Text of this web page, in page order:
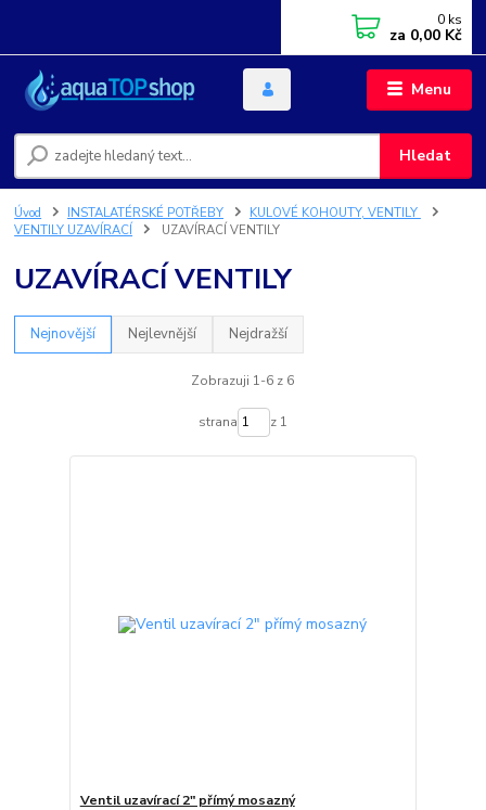
Menu
Hledat
0 ks
za 0,00 Kč
Úvod INSTALATÉRSKÉ POTŘEBY
KULOVÉ KOHOUTY, VENTILY
VENTILY UZAVÍRACÍ
UZAVÍRACÍ VENTILY
UZAVÍRACÍ VENTILY
Nejnovější Nejlevnější Nejdražší
Zobrazuji 1-6 z 6
strana z 1
Ventil uzavírací 2" přímý mosazný